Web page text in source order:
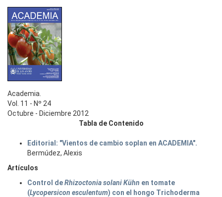
Academia.
Vol. 11 - Nº 24
Octubre - Diciembre 2012
Tabla de Contenido
Editorial: "Vientos de cambio soplan en ACADEMIA".
Bermúdez, Alexis
Artículos
Control deRhizoctonia solani Kühn en tomate
(Lycopersicon esculentum) con el hongo Trichoderma